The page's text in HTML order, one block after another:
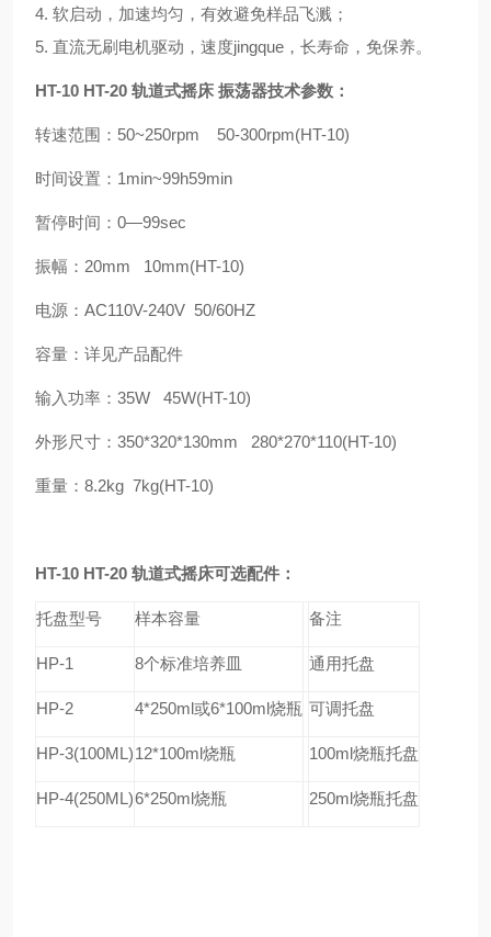
4. 软启动，加速均匀，有效避免样品飞溅；
5. 直流无刷电机驱动，速度jingque ，长寿命，免保养。
HT-10 HT-20 轨道式摇床 振荡器技术参数：
转速范围： 50~250rpm 50-300rpm(HT-10)
时间设置： 1min~99h59min
暂停时间： 0—99sec
振幅： 20mm 10mm(HT-10)
电源： AC110V-240V 50/60HZ
容量：详见产品配件
输入功率： 35W 45W(HT-10)
外形尺寸： 350*320*130mm 280*270*110(HT-10)
重量： 8.2kg 7kg(HT-10)
HT-10 HT-20 轨道式摇床可选配件：
托盘型号 样本容量 备注
HP-1 8个标准培养皿 通用托盘
HP-2 4*250ml或6*100ml烧瓶 可调托盘
HP-3(100ML)12*100ml烧瓶 100ml烧瓶托盘
HP-4(250ML)6*250ml烧瓶 250ml烧瓶托盘